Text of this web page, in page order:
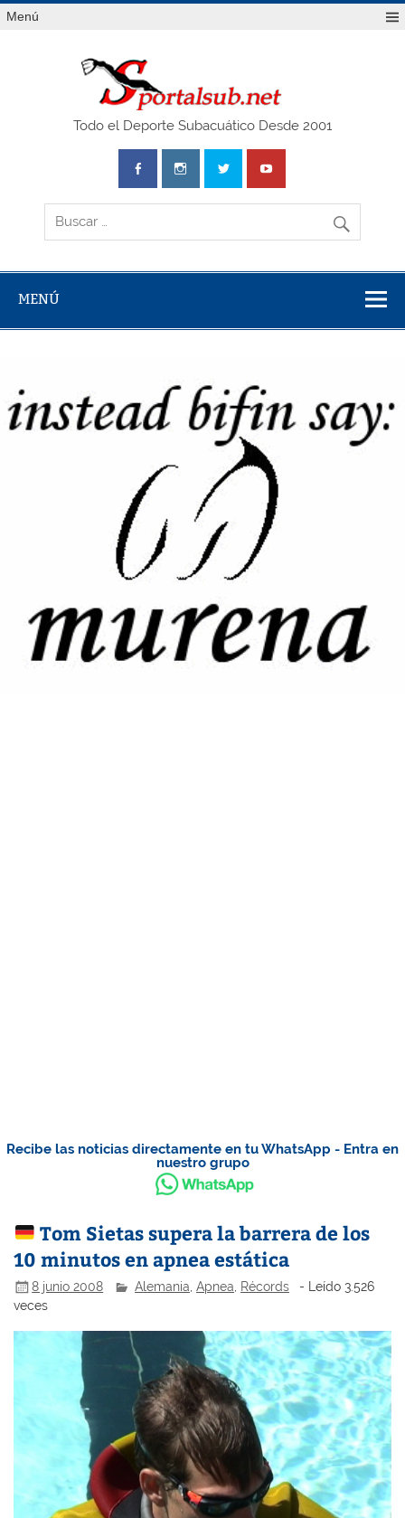
Saltar
alMenú
Todo el Deporte Subacuático Desde 2001
MENÚ
Recibe las noticias directamente en tu WhatsApp - Entra en
nuestro grupo
Tom Sietas supera la barrera de los
10 minutos en apnea estática
8 junio 2008 Alemania ,Apnea Récords
- Leído 3.526
veces